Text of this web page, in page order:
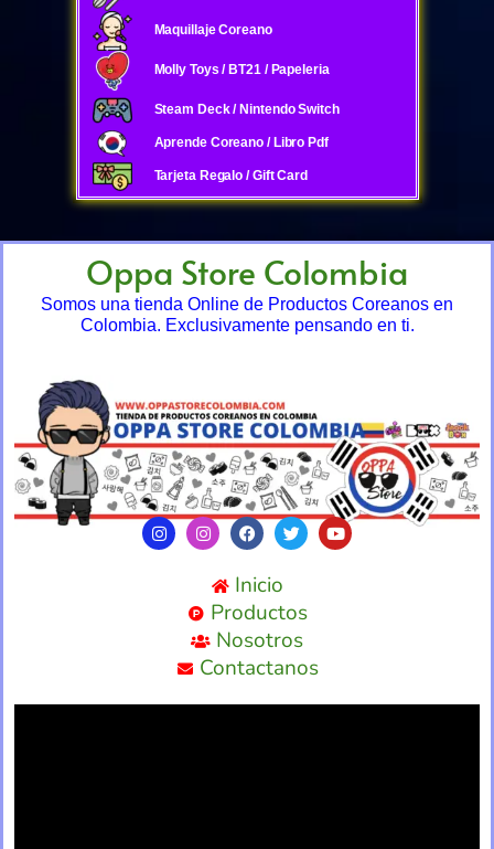
Maquillaje Coreano
Molly Toys / BT21 / Papeleria
Steam Deck / Nintendo Switch
Aprende Coreano / Libro Pdf
Tarjeta Regalo / Gift Card
Oppa Store Colombia
Somos una tienda Online de Productos Coreanos en
Colombia. Exclusivamente pensando en ti.
Inicio
Productos
Nosotros
Contactanos